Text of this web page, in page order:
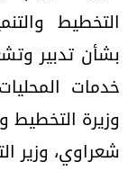
التخطيط
بشأن تدبير
خدمات
وزيرة التخطيط
شعراوي، وزير